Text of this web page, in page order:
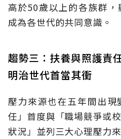
高於50歲以上的各族群
成為各世代的共同意識。
趨勢三：扶養與照護責
明治世代首當其衝
壓力來源也在五年間出
任」首度與「職場競爭或
狀況」並列三大心理壓力